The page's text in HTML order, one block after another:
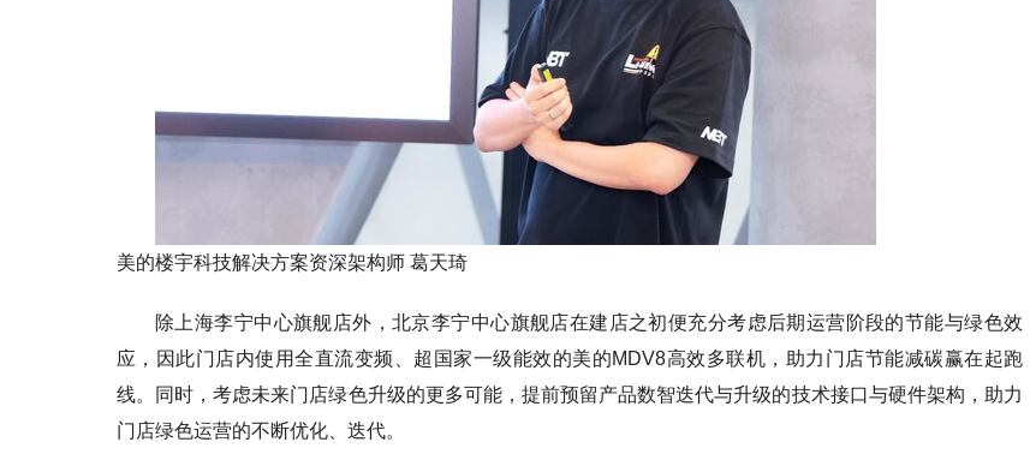
美的楼宇科技解决方案资深架构师 葛天琦
除上海李宁中心旗舰店外，北京李宁中心旗舰店在建店之初便充分考虑后期运营阶段的节能与绿色效
应，因此门店内使用全直流变频、超国家一级能效的美的MDV8高效多联机，助力门店节能减碳赢在起跑
线。同时，考虑未来门店绿色升级的更多可能，提前预留产品数智迭代与升级的技术接口与硬件架构，助力
门店绿色运营的不断优化、迭代。